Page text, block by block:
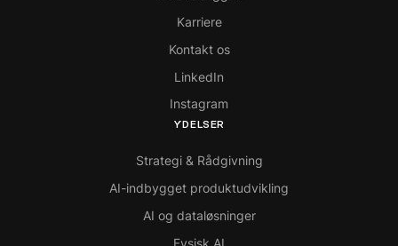
Karriere
Kontakt os
LinkedIn
Instagram
YDELSER
Strategi & Rådgivning
AI-indbygget produktudvikling
AI og dataløsninger
Fysisk AI